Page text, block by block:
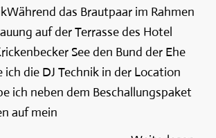
das Brautpaar im Rahmen
auf der Terrasse des Hotel
See den Bund der Ehe
die DJ Technik in der Location
ich neben dem Beschallungspaket
auf mein